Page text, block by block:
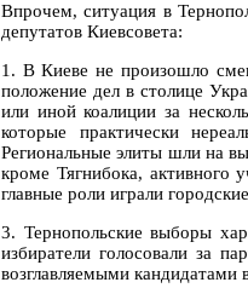
Впрочем, ситуация в
депутатов Киевсовета:
1. В Киеве не произошло
положение дел в столице
или иной коалиции за
которые практически
Региональные элиты шли на
кроме Тягнибока,
главные роли играли
3. Тернопольские выборы
избиратели голосовали за
возглавляемыми кандидатами